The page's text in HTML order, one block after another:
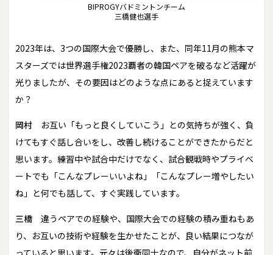
BIPROGYバドミントンチーム
三橋健也選手
――2023年は、3つの国際大会で優勝し、また、同年11月の熊本マ
スターズでは世界選手権2023覇者の韓国ペアを破るなど活躍が
光りましたが、その要因はどのような点にあると捉えています
か？
岡村
お互い「もっと良くしていこう」との気持ちが強く、負
けてもすぐ話し合いをし、改善し続けることができたからだと
思います。練習中や試合中だけでなく、試合観戦時やプライベ
ートでも「こんなプレーいいよね」「こんなプレー増やしたい
ね」と何でも話して、すぐ実践しています。
三橋
違うペアでの経験や、国際大会での経験の積み重ねもあ
り、お互いの技術や経験を生かせたことが、良い結果につなが
っていると思います。元々は後衛同士なので、自分がネット前